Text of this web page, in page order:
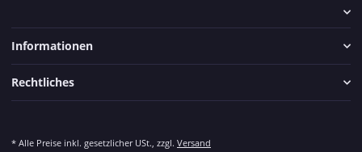
Informationen
Rechtliches
* Alle Preise inkl. gesetzlicher USt., zzgl. Versand